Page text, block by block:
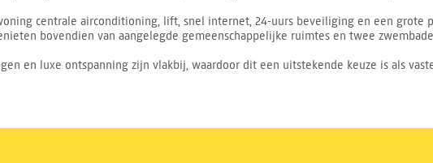
centrale airconditioning, lift, snel internet, 24-uurs beveiliging en een grote
bovendien van aangelegde gemeenschappelijke ruimtes en twee
en luxe ontspanning zijn vlakbij, waardoor dit een uitstekende keuze is als